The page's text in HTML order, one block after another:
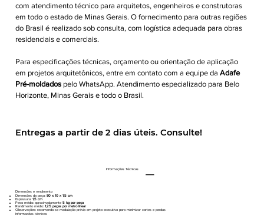
com atendimento técnico para arquitetos, engenheiros e construtoras
em todo o estado de Minas Gerais. O fornecimento para outras regiões
do Brasil é realizado sob consulta, com logística adequada para obras
residenciais e comerciais.
Para especificações técnicas, orçamento ou orientação de aplicação
em projetos arquitetônicos, entre em contato com a equipe da Adafe
Pré-moldados pelo WhatsApp. Atendimento especializado para Belo
Horizonte, Minas Gerais e todo o Brasil.
Entregas a partir de 2 dias úteis. Consulte!
Informações Técnicas
Dimensões e rendimento
Dimensões da peça: 80 x 10 x 1,5 cm
Espessura: 1,5 cm
Peso médio: aproximadamente 5 kg por peça
Rendimento médio: 1,25 peças por metro linear
Observações: recomenda-se modulação prévia em projeto executivo para minimizar cortes e perdas
Informações técnicas